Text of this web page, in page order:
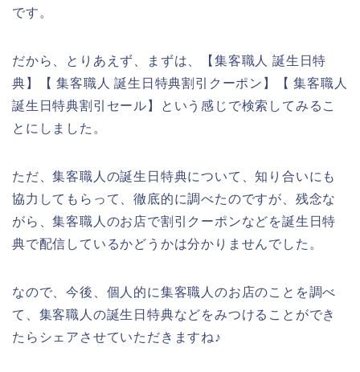
です。
だから、とりあえず、まずは、【集客職人 誕生日特
典】【 集客職人 誕生日特典割引クーポン】【 集客職人
誕生日特典割引セール】という感じで検索してみるこ
とにしました。
ただ、集客職人の誕生日特典について、知り合いにも
協力してもらって、徹底的に調べたのですが、残念な
がら、集客職人のお店で割引クーポンなどを誕生日特
典で配信しているかどうかは分かりませんでした。
なので、今後、個人的に集客職人のお店のことを調べ
て、集客職人の誕生日特典などをみつけることができ
たらシェアさせていただきますね♪